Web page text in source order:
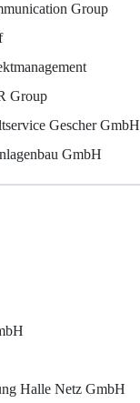
Group
Group
Gescher GmbH
GmbH
Halle Netz GmbH